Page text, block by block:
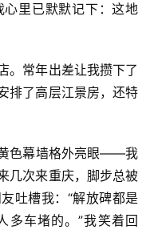
里已默默记下：这地
。常年出差让我攒下了
排了高层江景房，还特
色幕墙格外亮眼——我
几次来重庆，脚步总被
吐槽我：“解放碑都是
多车堵的。”我笑着回